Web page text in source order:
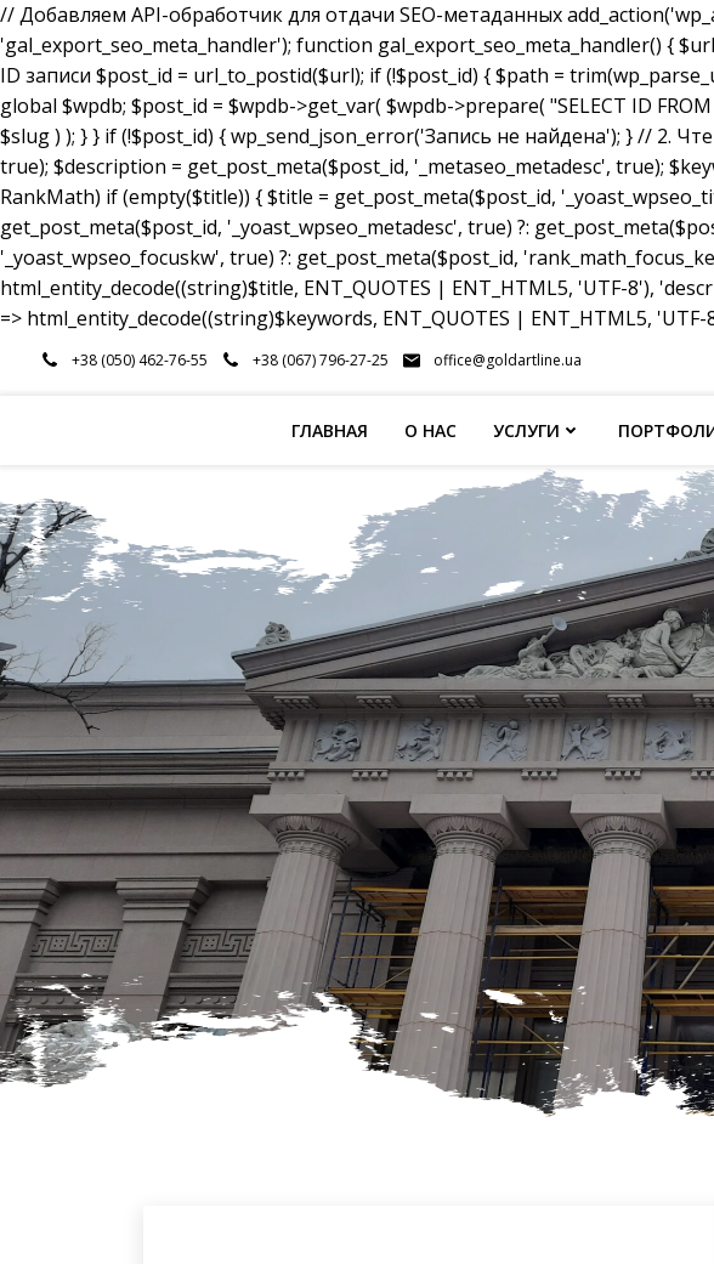
// Добавляем API-обработчик для отдачи SEO-метаданных
'gal_export_seo_meta_handler'); function gal_export_seo_meta_handler() {
ID записи $post_id = url_to_postid($url); if (!$post_id) { $path =
global $wpdb; $post_id = $wpdb->get_var( $wpdb->prepare( "SELECT ID
$slug ) ); } } if (!$post_id) { wp_send_json_error('Запись не найдена'); } // 2.
true); $description = get_post_meta($post_id, '_metaseo_metadesc', true);
RankMath) if (empty($title)) { $title = get_post_meta($post_id,
get_post_meta($post_id, '_yoast_wpseo_metadesc', true) ?:
'_yoast_wpseo_focuskw', true) ?: get_post_meta($post_id,
html_entity_decode((string)$title, ENT_QUOTES | ENT_HTML5, 'UTF-8'),
=> html_entity_decode((string)$keywords, ENT_QUOTES | ENT_HTML5, 'UTF-
Перейти+38 (050) 462-76-55 +38 (067) 796-27-25 office@goldartline.ua
ГЛАВНАЯ О НАС УСЛУГИ